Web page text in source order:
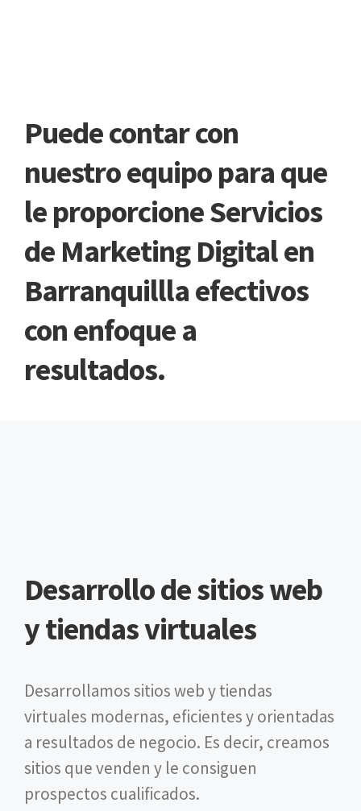
Puede contar con
nuestro equipo para que
le proporcione Servicios
de Marketing Digital en
Barranquillla efectivos
con enfoque a
resultados.
Desarrollo de sitios web
y tiendas virtuales
Desarrollamos sitios web y tiendas
virtuales modernas, eficientes y orientadas
a resultados de negocio. Es decir, creamos
sitios que venden y le consiguen
prospectos cualificados.